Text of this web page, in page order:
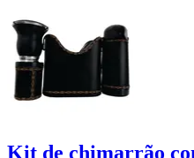
Kit de chimarrão